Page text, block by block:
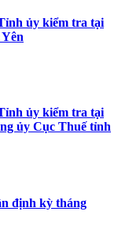
ủy kiểm tra tại
ủy kiểm tra tại
ủy Cục Thuế tỉnh
định kỳ tháng